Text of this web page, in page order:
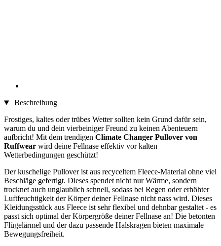
Beschreibung
Frostiges, kaltes oder trübes Wetter sollten kein Grund dafür sein,
warum du und dein vierbeiniger Freund zu keinen Abenteuern
aufbricht! Mit dem trendigen Climate Changer Pullover von
Ruffwear wird deine Fellnase effektiv vor kalten
Wetterbedingungen geschützt!
Der kuschelige Pullover ist aus recyceltem Fleece-Material ohne viel
Beschläge gefertigt. Dieses spendet nicht nur Wärme, sondern
trocknet auch unglaublich schnell, sodass bei Regen oder erhöhter
Luftfeuchtigkeit der Körper deiner Fellnase nicht nass wird. Dieses
Kleidungsstück aus Fleece ist sehr flexibel und dehnbar gestaltet - es
passt sich optimal der Körpergröße deiner Fellnase an! Die betonten
Flügelärmel und der dazu passende Halskragen bieten maximale
Bewegungsfreiheit.